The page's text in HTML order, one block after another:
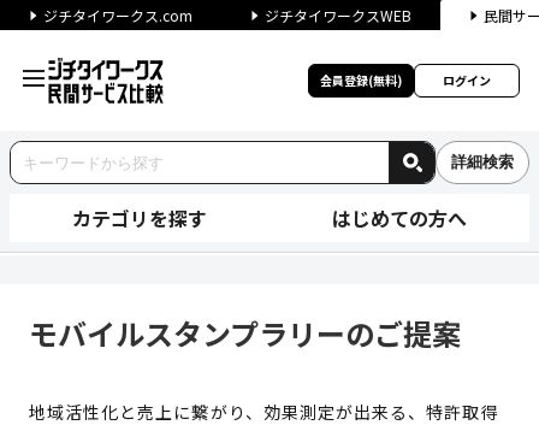
ジチタイワークス.com ジチタイワークスWEB 民間サ
会員登録(無料) ログイン
詳細検索
カテゴリを探す はじめての方へ
モバイルスタンプラリーのご提案
地域活性化と売上に繋がり、効果測定が出来る、特許取得